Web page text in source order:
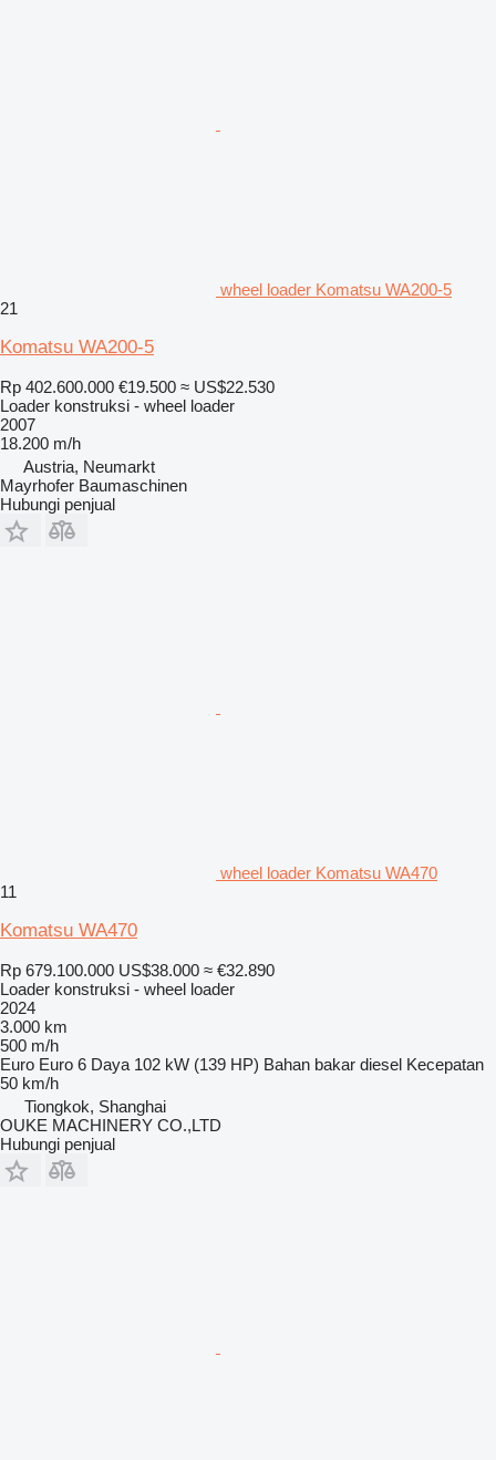
wheel loader Komatsu WA200-5
21
Komatsu WA200-5
Rp 402.600.000 €19.500 ≈ US$22.530
Loader konstruksi - wheel loader
2007
18.200 m/h
Austria, Neumarkt
Mayrhofer Baumaschinen
Hubungi penjual
wheel loader Komatsu WA470
11
Komatsu WA470
Rp 679.100.000 US$38.000 ≈ €32.890
Loader konstruksi - wheel loader
2024
3.000 km
500 m/h
Euro Euro 6 Daya 102 kW (139 HP) Bahan bakar diesel Kecepatan
50 km/h
Tiongkok, Shanghai
OUKE MACHINERY CO.,LTD
Hubungi penjual